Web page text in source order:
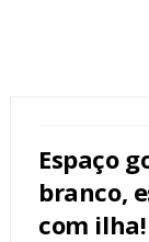
Espaço
branco,
com ilha!